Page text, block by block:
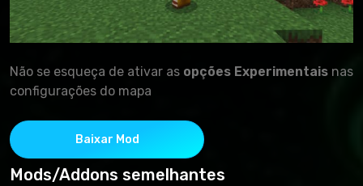
Não se esqueça de ativar as opções Experimentais nas
configurações do mapa
Baixar Mod
Mods/Addons semelhantes